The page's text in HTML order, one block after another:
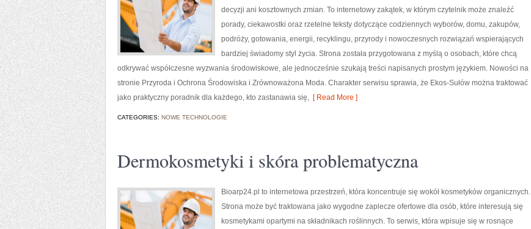
decyzji ani kosztownych zmian. To internetowy zakątek, w którym czytelnik może znaleźć
porady, ciekawostki oraz rzetelne teksty dotyczące codziennych wyborów, domu, zakupów,
podróży, gotowania, energii, recyklingu, przyrody i nowoczesnych rozwiązań wspierających
bardziej świadomy styl życia. Strona została przygotowana z myślą o osobach, które chcą
odkrywać współczesne wyzwania środowiskowe, ale jednocześnie szukają treści napisanych prostym językiem. Nowości na
stronie Przyroda i Ochrona Środowiska i Zrównoważona Moda. Charakter serwisu sprawia, że Ekos-Sułów można traktować
jako praktyczny poradnik dla każdego, kto zastanawia się, [ Read More ]
CATEGORIES: NOWE TECHNOLOGIE
Dermokosmetyki i skóra problematyczna
Bioarp24.pl to internetowa przestrzeń, która koncentruje się wokół kosmetyków organicznych.
Strona może być traktowana jako wygodne zaplecze ofertowe dla osób, które interesują się
kosmetykami opartymi na składnikach roślinnych. To serwis, która wpisuje się w rosnące